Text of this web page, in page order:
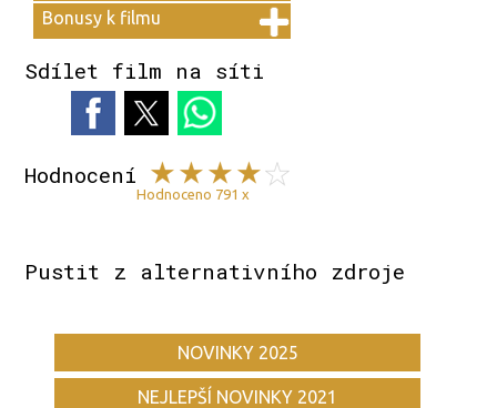
Bonusy k filmu
Sdílet film na síti
Hodnocení
Hodnoceno 791 x
Pustit z alternativního zdroje
NOVINKY 2025
NEJLEPŠÍ NOVINKY 2021